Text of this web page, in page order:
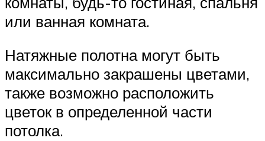
или ванная комната.
Натяжные полотна могут быть
максимально закрашены цветами,
также возможно расположить
цветок в определенной части
потолка.